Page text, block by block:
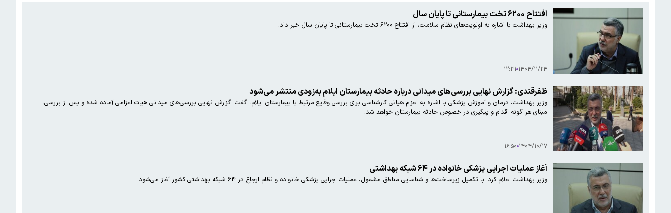
چطور بدون آسیب دیدن دوربین موبایل از خورشیدگرفتگی عکس بگیریم؟
معافیت برخی دانشگاه‌ها از اجرای طرح جدید تغذیه دانشجویان/اجرای طرح مرحله‌ای خواهد بود
افتتاح ۶۲۰۰ تخت بیمارستانی تا پایان سال
وزیر بهداشت با اشاره به اولویت‌های نظام سلامت، از افتتاح ۶۲۰۰ تخت بیمارستانی تا پایان سال خبر داد.
۱۴۰۴/۱۱/۲۴ ۱۲:۳۱
ظفرقندی: گزارش نهایی بررسی‌های میدانی درباره حادثه بیمارستان ایلام به‌زودی منتشر می‌شود
وزیر بهداشت، درمان و آموزش پزشکی با اشاره به اعزام هیاتی کارشناسی برای بررسی وقایع مرتبط با بیمارستان ایلام، گفت: گزارش نهایی بررسی‌های میدانی هیات اعزامی آماده شده و پس از بررسی،
مبنای هر گونه اقدام و پیگیری در خصوص حادثه بیمارستان خواهد شد.
۱۴۰۴/۱۰/۱۷ ۱۶:۵۰
آغاز عملیات اجرایی پزشکی خانواده در ۶۴ شبکه بهداشتی
وزیر بهداشت اعلام کرد: با تکمیل زیرساخت‌ها و شناسایی مناطق مشمول، عملیات اجرایی پزشکی خانواده و نظام ارجاع در ۶۴ شبکه بهداشتی کشور آغاز می‌شود.